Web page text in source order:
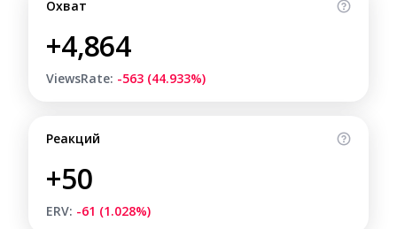
Охват
+4,864
ViewsRate: -563 (44.933%)
Реакций
+50
ERV: -61 (1.028%)